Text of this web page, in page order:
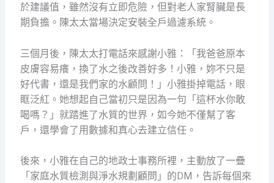
於建議值，雖然沒有立即危險，但對老人家腎臟是長
期負擔。陳太太當場決定安裝全戶過濾系統。
三個月後，陳太太打電話來感謝小雅：「我爸爸原本
皮膚容易癢，換了水之後改善好多！小雅，妳不只是
好代書，還是我們家的水顧問！」小雅掛掉電話，眼
眶泛紅。她想起自己當初只是因為一句「這杯水你敢
喝嗎？」就踏進了水質的世界，如今她不僅幫了客
戶，還學會了用數據和真心去建立信任。
後來，小雅在自己的地政士事務所裡，主動放了一疊
「家庭水質檢測與淨水規劃顧問」的DM，告訴每個來